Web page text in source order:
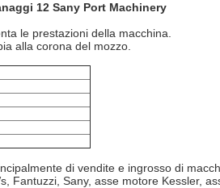
12 Sany Port Machinery
le prestazioni della macchina.
alla corona del mozzo.
di vendite e ingrosso di
Sany, asse motore Kessler,